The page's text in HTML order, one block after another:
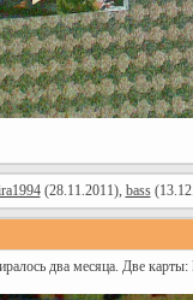
(28.11.2011), bass
два месяца. Две